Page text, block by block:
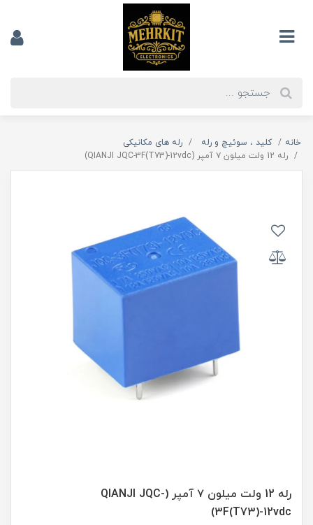
خانه کلید ، سوئیچ و رله
رله های مکانیکی
رله 12 ولت میلون ۷ آمپر (QIANJI JQC-3F(T73)-12vdc)
رله 12 ولت میلون ۷ آمپر (QIANJI JQC-
3F(T73)-12vdc)